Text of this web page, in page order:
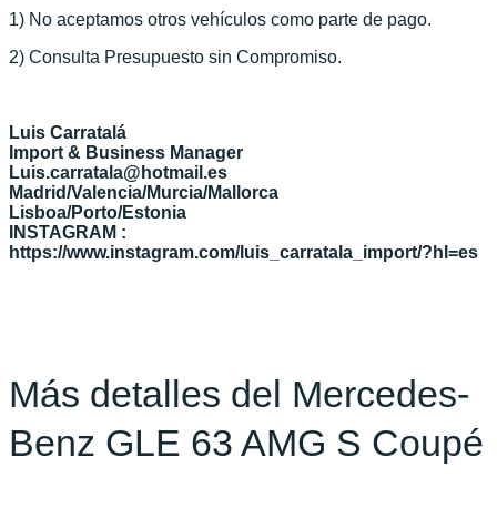
1) No aceptamos otros vehículos como parte de pago.
2) Consulta Presupuesto sin Compromiso.
Luis Carratalá
Import & Business Manager
Luis.carratala@hotmail.es
Madrid/Valencia/Murcia/Mallorca
Lisboa/Porto/Estonia
INSTAGRAM :
https://www.instagram.com/luis_carratala_import/?hl=es
Más detalles del Mercedes-
Benz GLE 63 AMG S Coupé